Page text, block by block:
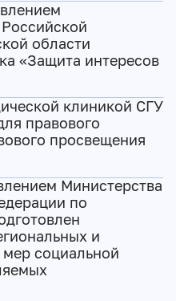
области
«Защита интересов
клиникой СГУ
правового
просвещения
Министерства
по
и
социальной